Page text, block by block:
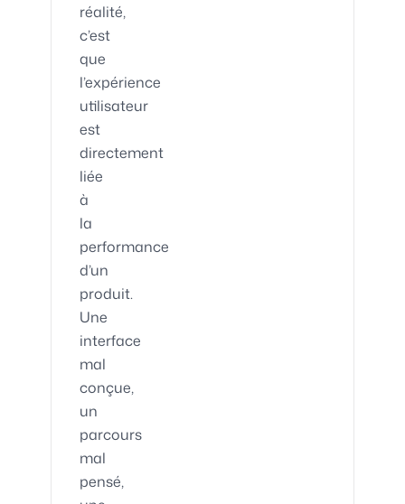
réalité,
c’est
que
l’expérience
utilisateur
est
directement
liée
à
la
performance
d’un
produit.
Une
interface
mal
conçue,
un
parcours
mal
pensé,